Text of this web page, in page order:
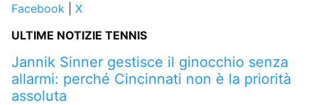
Facebook
X
ULTIME NOTIZIE TENNIS
Jannik Sinner gestisce il ginocchio senza
allarmi: perché Cincinnati non è la priorità
assoluta